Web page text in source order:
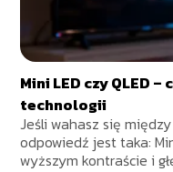
Mini LED czy QLED
technologii
Jeśli wahasz się
odpowiedź jest taka:
wyższym kontraście i